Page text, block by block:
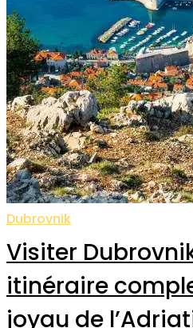
Dubrovnik
Visiter
itinéraire
joyau de